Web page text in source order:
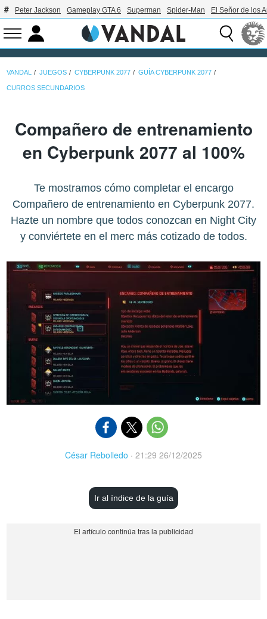
Peter Jackson Gameplay GTA 6 Superman Spider-Man El Señor de los
VANDAL JUEGOS CYBERPUNK 2077 GUÍA CYBERPUNK 2077
CURROS SECUNDARIOS
Compañero de entrenamiento
en Cyberpunk 2077 al 100%
Te mostramos cómo completar el encargo
Compañero de entrenamiento en Cyberpunk 2077.
Hazte un nombre que todos conozcan en Night City
y conviértete en el merc más cotizado de todos.
César Rebolledo · 21:29 26/12/2025
Ir al índice de la guía